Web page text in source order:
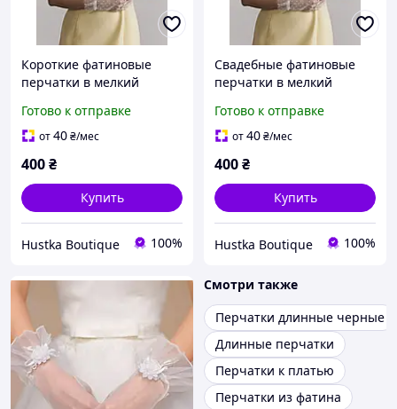
Короткие фатиновые
перчатки в мелкий
Свадебные перчатки для
невесты, фотосессии и
Готово к отправке
от40₴/мес
400₴
Купить
Hustka Boutique 100%
Свадебные фатиновые
перчатки в мелкий
Красивые перчатки для
невесты, фотосессии и
Готово к отправке
от40₴/мес
400₴
Купить
Hustka Boutique 100%
Смотри также
Перчатки длинные черные
Длинные перчатки
Перчатки к платью
Перчатки из фатина